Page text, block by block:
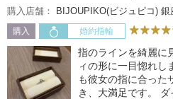
購入店舗： BIJOUPIKO(ビジュピコ) 銀
購入 婚約指輪
指のラインを綺麗に
ィの形に一目惚れし
も彼女の指に合った
き、大満足です。